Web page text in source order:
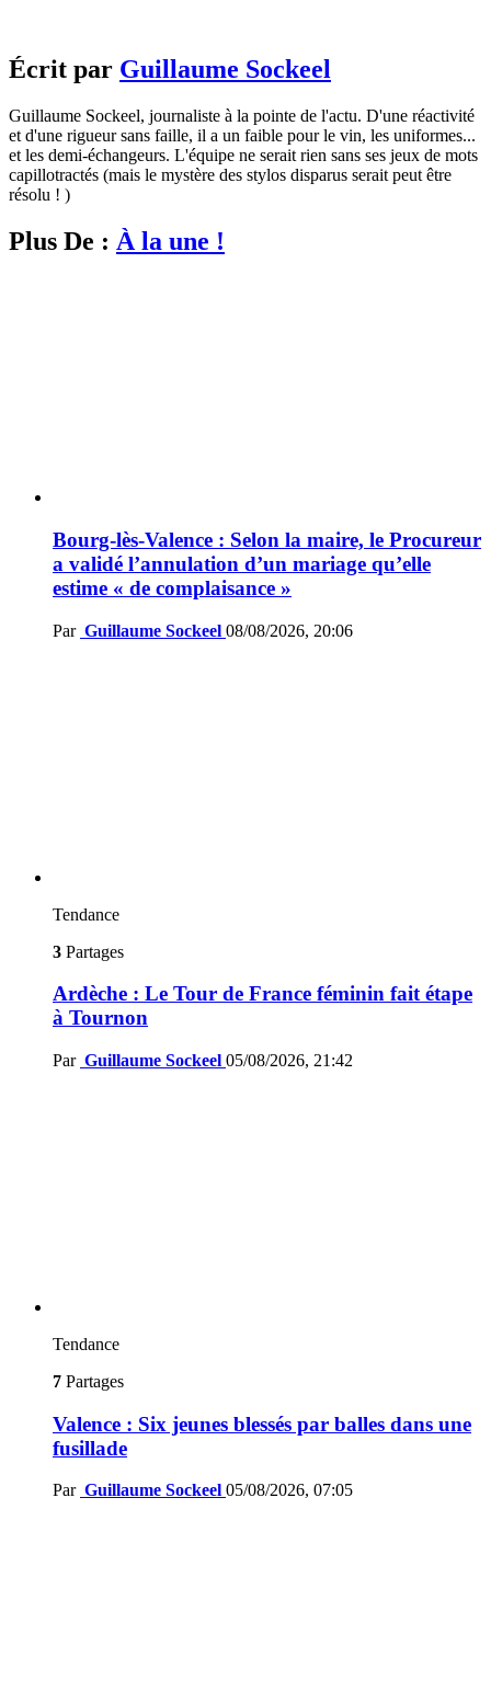
Écrit par Guillaume Sockeel
Guillaume Sockeel, journaliste à la pointe de l'actu. D'une réactivité
et d'une rigueur sans faille, il a un faible pour le vin, les uniformes...
et les demi-échangeurs. L'équipe ne serait rien sans ses jeux de mots
capillotractés (mais le mystère des stylos disparus serait peut être
résolu ! )
Plus De : À la une !
Bourg-lès-Valence : Selon la maire, le Procureur
a validé l’annulation d’un mariage qu’elle
estime « de complaisance »
Par Guillaume Sockeel 08/08/2026, 20:06
Tendance
3 Partages
Ardèche : Le Tour de France féminin fait étape
à Tournon
Par Guillaume Sockeel 05/08/2026, 21:42
Tendance
7 Partages
Valence : Six jeunes blessés par balles dans une
fusillade
Par Guillaume Sockeel 05/08/2026, 07:05